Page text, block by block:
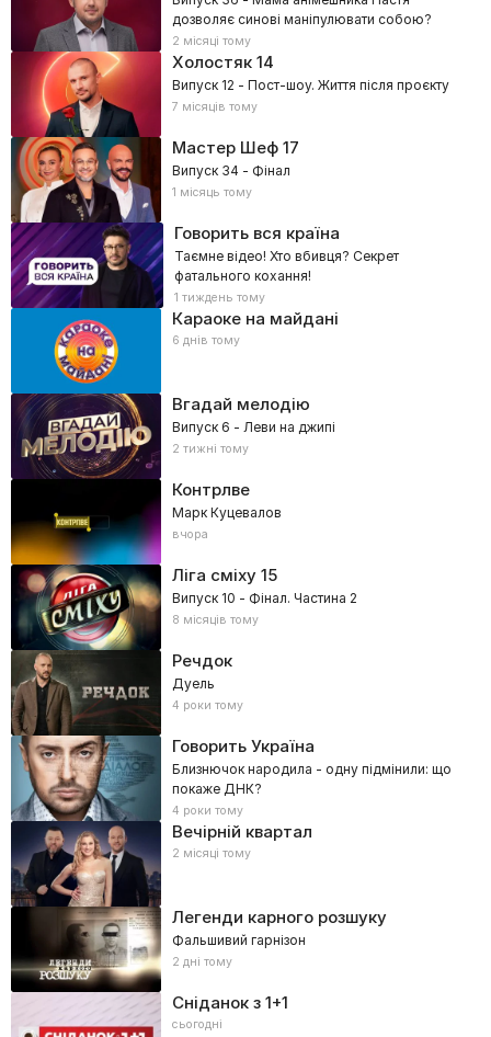
дозволяє синові маніпулювати собою?
2 місяці тому
Холостяк14
Випуск 12 - Пост-шоу. Життя після проєкту
7 місяців тому
Мастер Шеф17
Випуск 34 - Фінал
1 місяць тому
Говорить вся країна
Таємне відео! Хто вбивця? Секрет
фатального кохання!
1 тиждень тому
Караоке на майдані
6 днів тому
Вгадай мелодію
Випуск 6 - Леви на джипі
2 тижні тому
Контрлве
Марк Куцевалов
вчора
Ліга сміху15
Випуск 10 - Фінал. Частина 2
8 місяців тому
Речдок
Дуель
4 роки тому
Говорить Україна
Близнючок народила - одну підмінили: що
покаже ДНК?
4 роки тому
Вечірній квартал
2 місяці тому
Легенди карного розшуку
Фальшивий гарнізон
2 дні тому
Сніданок з 1+1
сьогодні